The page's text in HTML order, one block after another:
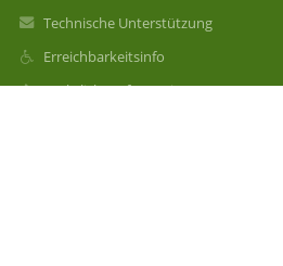
Technische Unterstützung
Erreichbarkeitsinfo
Rechtliche Informationen